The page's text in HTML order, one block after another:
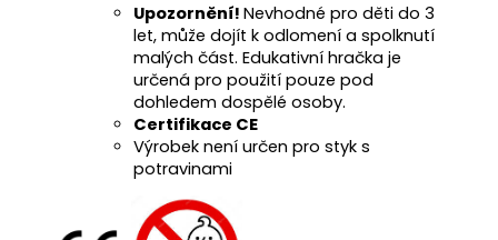
Upozornění! Nevhodné pro děti do 3
let, může dojít k odlomení a spolknutí
malých část. Edukativní hračka je
určená pro použití pouze pod
dohledem dospělé osoby.
Certifikace CE
Výrobek není určen pro styk s
potravinami